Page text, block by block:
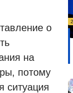
о
на
потому
ситуация